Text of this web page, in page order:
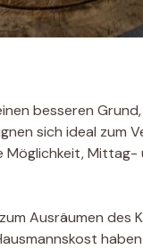
besseren
sich ideal zum
Ausräumen des